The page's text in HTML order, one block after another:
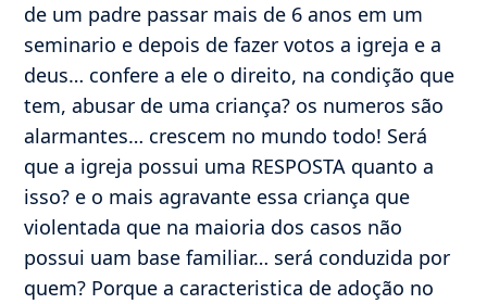
de um padre passar mais de 6 anos em um
seminario e depois de fazer votos a igreja e a
deus… confere a ele o direito, na condição que
tem, abusar de uma criança? os numeros são
alarmantes… crescem no mundo todo! Será
que a igreja possui uma RESPOSTA quanto a
isso? e o mais agravante essa criança que
violentada que na maioria dos casos não
possui uam base familiar… será conduzida por
quem? Porque a caracteristica de adoção no